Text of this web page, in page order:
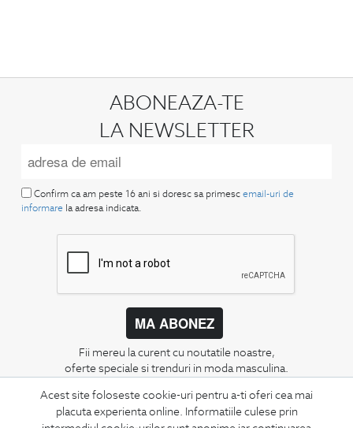
Acest site foloseste cookie-uri pentru a-ti oferi cea mai
placuta experienta online. Informatiile culese prin
ABONEAZA-TE
LA NEWSLETTER
Confirm ca am peste 16 ani si doresc sa primesc email-uri de
informare la adresa indicata.
MA ABONEZ
Fii mereu la curent cu noutatile noastre,
oferte speciale si trenduri in moda masculina.
CONCIERGE